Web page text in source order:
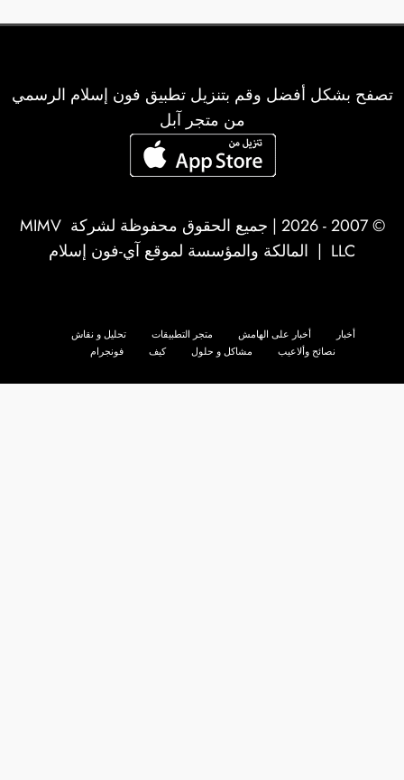
تصفح بشكل أفضل وقم بتنزيل تطبيق فون إسلام الرسمي
من متجر آبل
© 2007 - 2026 | جميع الحقوق محفوظة لشركة
MIMV
LLC | المالكة والمؤسسة لموقع آي-فون إسلام
أخبار أخبار على الهامش متجر التطبيقات
تحليل و نقاش
نصائح وألاعيب
مشاكل و حلول كيف فونجرام